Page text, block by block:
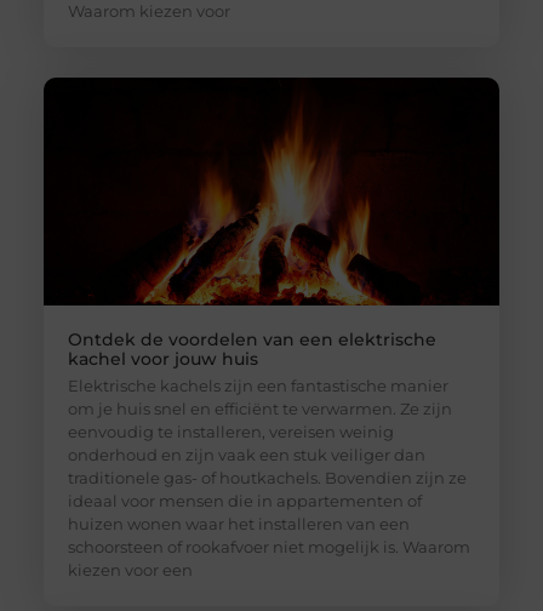
Waarom kiezen voor
Ontdek de voordelen van een elektrische
kachel voor jouw huis
Elektrische kachels zijn een fantastische manier
om je huis snel en efficiënt te verwarmen. Ze zijn
eenvoudig te installeren, vereisen weinig
onderhoud en zijn vaak een stuk veiliger dan
traditionele gas- of houtkachels. Bovendien zijn ze
ideaal voor mensen die in appartementen of
huizen wonen waar het installeren van een
schoorsteen of rookafvoer niet mogelijk is. Waarom
kiezen voor een